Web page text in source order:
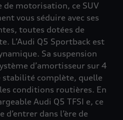
motorisation, ce SUV
vous séduire avec ses
toutes dotées de
L’Audi Q5 Sportback est
Sa suspension
d’amortisseur sur 4
complète, quelle
conditions routières. En
Audi Q5 TFSI e, ce
d’entrer dans l’ère de